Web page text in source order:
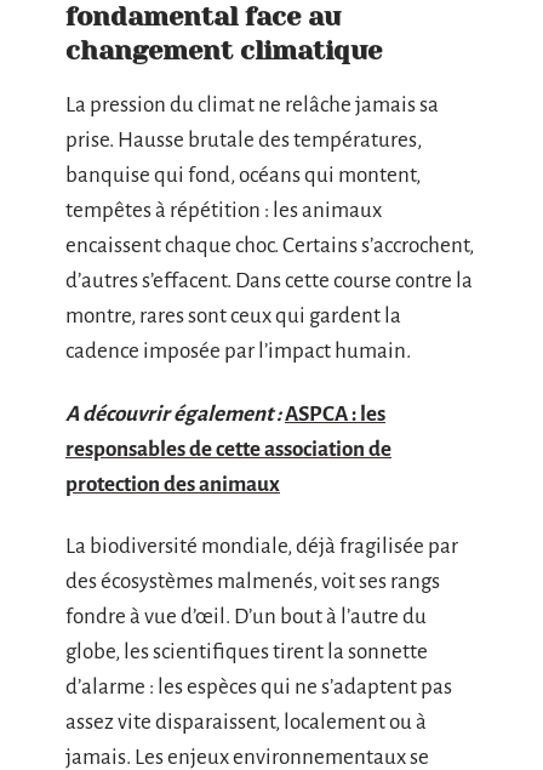
fondamental face au
changement climatique
La pression du climat ne relâche jamais sa
prise. Hausse brutale des températures,
banquise qui fond, océans qui montent,
tempêtes à répétition : les animaux
encaissent chaque choc. Certains s’accrochent,
d’autres s’effacent. Dans cette course contre la
montre, rares sont ceux qui gardent la
cadence imposée par l’impact humain.
A découvrir également :ASPCA : les
responsables de cette association de
protection des animaux
La biodiversité mondiale, déjà fragilisée par
des écosystèmes malmenés, voit ses rangs
fondre à vue d’œil. D’un bout à l’autre du
globe, les scientifiques tirent la sonnette
d’alarme : les espèces qui ne s’adaptent pas
assez vite disparaissent, localement ou à
jamais. Les enjeux environnementaux se